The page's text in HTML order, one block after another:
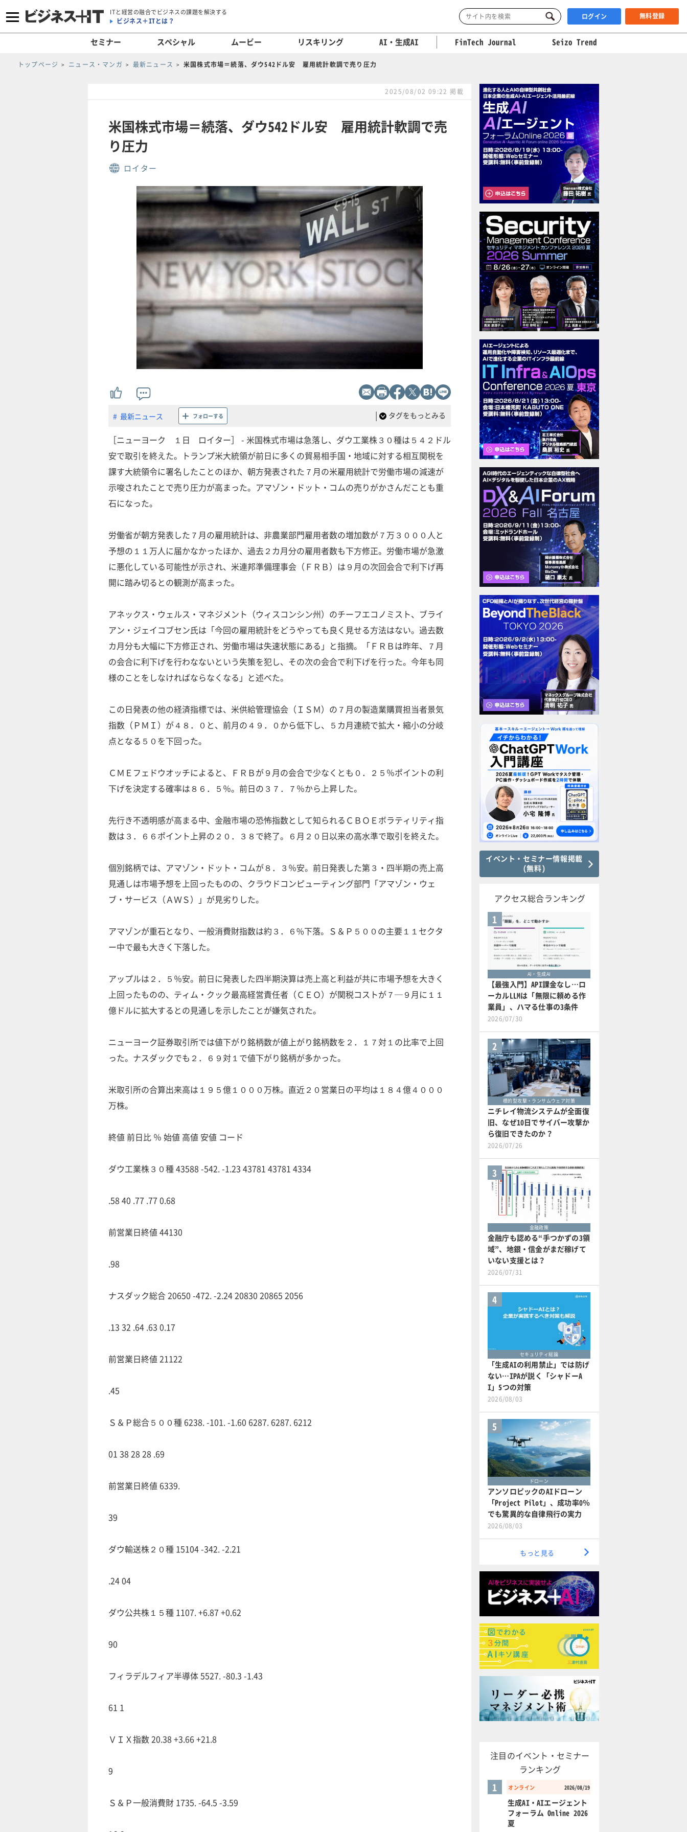
ITと経営の融合でビジネスの課題を解決する
ビジネス＋ITとは？ ログイン 無料登録
セミナー スペシャル ムービー リスキリング AI・生成AI FinTech Journal Seizo Trend
トップページ ニュース・マンガ 最新ニュース 米国株式市場＝続落、ダウ542ドル安 雇用統計軟調で売り圧力
2025/08/02 09:22 掲載
米国株式市場＝続落、ダウ542ドル安 雇用統計軟調で売
り圧力
ロイター
最新ニュース フォローする | タグをもっとみる
［ニューヨーク １日 ロイター］ - 米国株式市場は急落し、ダウ工業株３０種は５４２ドル
安で取引を終えた。トランプ米大統領が前日に多くの貿易相手国・地域に対する相互関税を
課す大統領令に署名したことのほか、朝方発表された７月の米雇用統計で労働市場の減速が
示唆されたことで売り圧力が高まった。アマゾン・ドット・コムの売りがかさんだことも重
石になった。
労働省が朝方発表した７月の雇用統計は、非農業部門雇用者数の増加数が７万３０００人と
予想の１１万人に届かなかったほか、過去２カ月分の雇用者数も下方修正。労働市場が急激
に悪化している可能性が示され、米連邦準備理事会（ＦＲＢ）は９月の次回会合で利下げ再
開に踏み切るとの観測が高まった。
アネックス・ウェルス・マネジメント（ウィスコンシン州）のチーフエコノミスト、ブライ
アン・ジェイコブセン氏は「今回の雇用統計をどうやっても良く見せる方法はない。過去数
カ月分も大幅に下方修正され、労働市場は失速状態にある」と指摘。「ＦＲＢは昨年、７月
の会合に利下げを行わなないという失策を犯し、その次の会合で利下げを行った。今年も同
様のことをしなければならなくなる」と述べた。
この日発表の他の経済指標では、米供給管理協会（ＩＳＭ）の７月の製造業購買担当者景気
指数（ＰＭＩ）が４８．０と、前月の４９．０から低下し、５カ月連続で拡大・縮小の分岐
点となる５０を下回った。
ＣＭＥフェドウオッチによると、ＦＲＢが９月の会合で少なくとも０．２５％ポイントの利
下げを決定する確率は８６．５％。前日の３７．７％から上昇した。
先行き不透明感が高まる中、金融市場の恐怖指数として知られるＣＢＯＥボラティリティ指
数は３．６６ポイント上昇の２０．３８で終了。６月２０日以来の高水準で取引を終えた。
個別銘柄では、アマゾン・ドット・コムが８．３％安。前日発表した第３・四半期の売上高
見通しは市場予想を上回ったものの、クラウドコンピューティング部門「アマゾン・ウェ
ブ・サービス（ＡＷＳ）」が見劣りした。
アマゾンが重石となり、一般消費財指数は約３．６%下落。Ｓ＆Ｐ５００の主要１１セクタ
ー中で最も大きく下落した。
アップルは２．５％安。前日に発表した四半期決算は売上高と利益が共に市場予想を大きく
上回ったものの、ティム・クック最高経営責任者（ＣＥＯ）が関税コストが７─９月に１１
億ドルに拡大するとの見通しを示したことが嫌気された。
ニューヨーク証券取引所では値下がり銘柄数が値上がり銘柄数を２．１７対１の比率で上回
った。ナスダックでも２．６９対１で値下がり銘柄が多かった。
米取引所の合算出来高は１９５億１０００万株。直近２０営業日の平均は１８４億４０００
万株。
終値 前日比 ％ 始値 高値 安値 コード
ダウ工業株３０種 43588 -542. -1.23 43781 43781 4334
.58 40 .77 .77 0.68
前営業日終値 44130
.98
ナスダック総合 20650 -472. -2.24 20830 20865 2056
.13 32 .64 .63 0.17
前営業日終値 21122
.45
Ｓ＆Ｐ総合５００種 6238. -101. -1.60 6287. 6287. 6212
01 38 28 28 .69
前営業日終値 6339.
39
ダウ輸送株２０種 15104 -342. -2.21
.24 04
ダウ公共株１５種 1107. +6.87 +0.62
90
フィラデルフィア半導体 5527. -80.3 -1.43
61 1
ＶＩＸ指数 20.38 +3.66 +21.8
9
Ｓ＆Ｐ一般消費財 1735. -64.5 -3.59
イベント・セミナー情報掲載
(無料)
アクセス総合ランキング
1
AI・生成AI
【最強入門】API課金なし…ロ
ーカルLLMは「無限に頼める作
業員」、ハマる仕事の3条件
2026/07/30
2
標的型攻撃・ランサムウェア対策
ニチレイ物流システムが全面復
旧、なぜ10日でサイバー攻撃か
ら復旧できたのか？
2026/07/26
3
金融政策
金融庁も認める“手つかずの3領
域”、地銀・信金がまだ稼げて
いない支援とは？
2026/07/31
4
セキュリティ総論
「生成AIの利用禁止」では防げ
ない…IPAが説く「シャドーA
I」5つの対策
2026/08/03
5
ドローン
アンソロピックのAIドローン
「Project Pilot」、成功率0％
でも驚異的な自律飛行の実力
2026/08/03
もっと見る
注目のイベント・セミナー
ランキング
オンライン 2026/08/19
1
生成AI・AIエージェント
フォーラム Online 2026
夏